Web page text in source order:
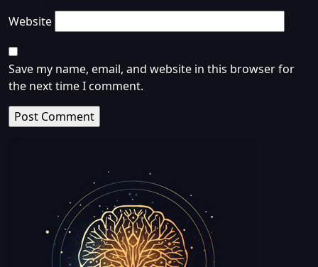
Website
Save my name, email, and website in this browser for
the next time I comment.